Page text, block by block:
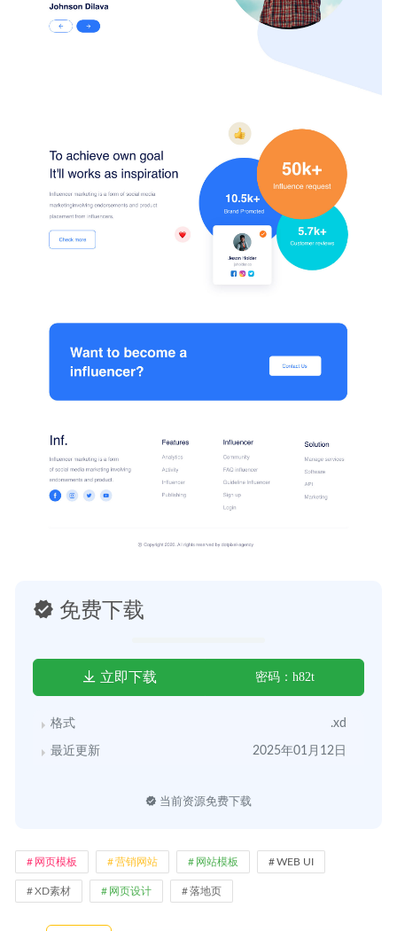
免费下载
立即下载 密码：h82t
格式 .xd
最近更新 2025年01月12日
当前资源免费下载
网页模板 营销网站 网站模板 WEB UI
XD素材 网页设计 落地页